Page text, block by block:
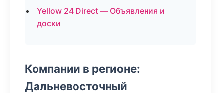
Yellow 24 Direct — Объявления и
доски
Компании в регионе:
Дальневосточный